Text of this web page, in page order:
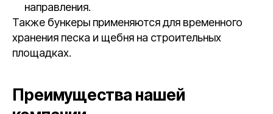
направления.
Также бункеры применяются для временного
хранения песка и щебня на строительных
площадках.
Преимущества нашей